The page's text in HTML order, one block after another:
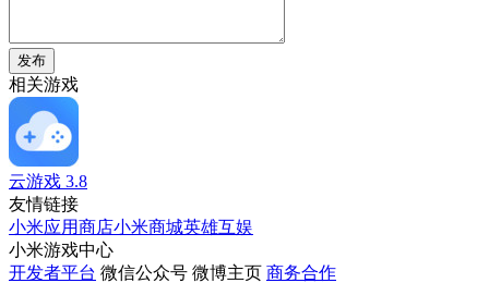
发布
相关游戏
云游戏 3.8
友情链接
小米应用商店小米商城英雄互娱
小米游戏中心
开发者平台 微信公众号 微博主页 商务合作